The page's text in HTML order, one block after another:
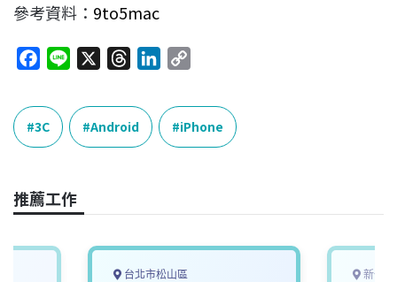
參考資料： 9to5mac
c
e
b
o
k
e
r
e
a
n
k
e
n
p
y
L
k
3C Android iPhone
推薦工作
台北市松山區 新竹